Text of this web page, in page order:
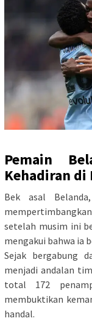
Pemain
Kehadiran di
Bek asal
setelah musim ini
mengakui bahwa ia
Sejak bergabung
menjadi andalan
total 172
membuktikan
handal.